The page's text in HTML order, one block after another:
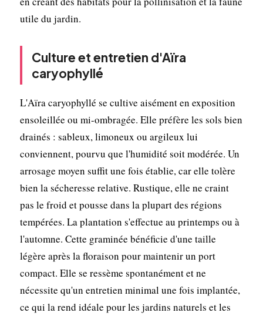
utile du jardin.
Culture et entretien d'Aïra
caryophyllé
L'Aïra caryophyllé se cultive aisément en exposition
ensoleillée ou mi-ombragée. Elle préfère les sols bien
drainés : sableux, limoneux ou argileux lui
conviennent, pourvu que l'humidité soit modérée. Un
arrosage moyen suffit une fois établie, car elle tolère
bien la sécheresse relative. Rustique, elle ne craint
pas le froid et pousse dans la plupart des régions
tempérées. La plantation s'effectue au printemps ou à
l'automne. Cette graminée bénéficie d'une taille
légère après la floraison pour maintenir un port
compact. Elle se ressème spontanément et ne
nécessite qu'un entretien minimal une fois implantée,
ce qui la rend idéale pour les jardins naturels et les